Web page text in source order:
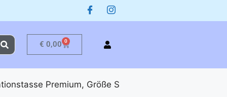
€ 0,00 0
Premium, Größe S